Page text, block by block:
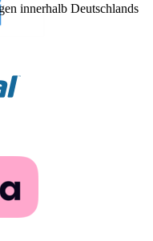
innerhalb Deutschlands